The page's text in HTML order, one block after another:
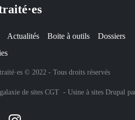
Actualités Boite à outils
Dossiers
© 2022 - Tous droits réservés
de sites CGT - Usine à sites Drupal